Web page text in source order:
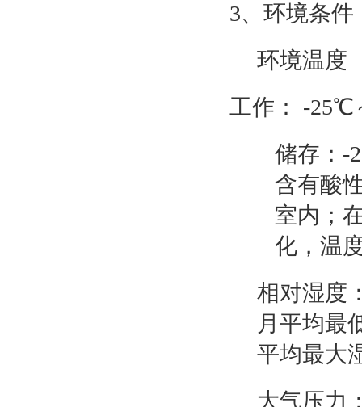
3、环境条件
环境温度
工作： -25℃
储存：-
含有酸
室内；
化，温
相对湿度
月平均最
平均最大
大气压力